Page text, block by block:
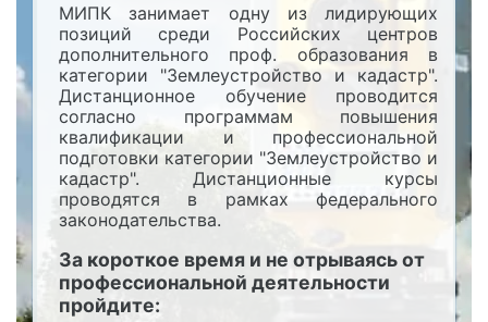
МИПК занимает одну из лидирующих
позиций среди Российских центров
дополнительного проф. образования в
категории "Землеустройство и кадастр".
Дистанционное обучение проводится
согласно программам повышения
квалификации и профессиональной
подготовки категории "Землеустройство и
кадастр". Дистанционные курсы
проводятся в рамках федерального
законодательства.
За короткое время и не отрываясь от
профессиональной деятельности
пройдите: